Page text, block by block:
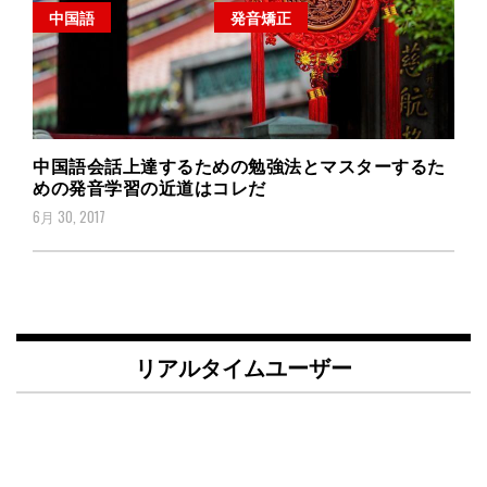
中国語 発音矯正
中国語会話上達するための勉強法とマスターするた
めの発音学習の近道はコレだ
6月 30, 2017
リアルタイムユーザー